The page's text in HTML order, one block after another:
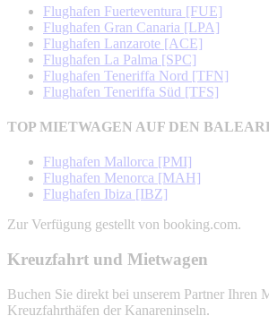
Flughafen Fuerteventura [FUE]
Flughafen Gran Canaria [LPA]
Flughafen Lanzarote [ACE]
Flughafen La Palma [SPC]
Flughafen Teneriffa Nord [TFN]
Flughafen Teneriffa Süd [TFS]
TOP MIETWAGEN AUF DEN
Flughafen Mallorca [PMI]
Flughafen Menorca [MAH]
Flughafen Ibiza [IBZ]
Zur Verfügung gestellt von booking.com.
Kreuzfahrt und Mietwagen
Buchen Sie direkt bei unserem Partner Ihren
Kreuzfahrthäfen der Kanareninseln.